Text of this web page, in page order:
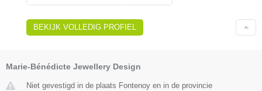
BEKIJK VOLLEDIG PROFIEL
Marie-Bénédicte Jewellery Design
Niet gevestigd in de plaats Fontenoy en in de provincie